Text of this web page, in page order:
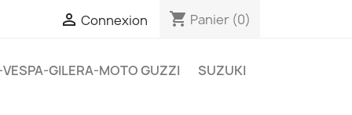
 Connexion shopping_cart Panier (0)
GILERA-MOTO GUZZI
SUZUKI